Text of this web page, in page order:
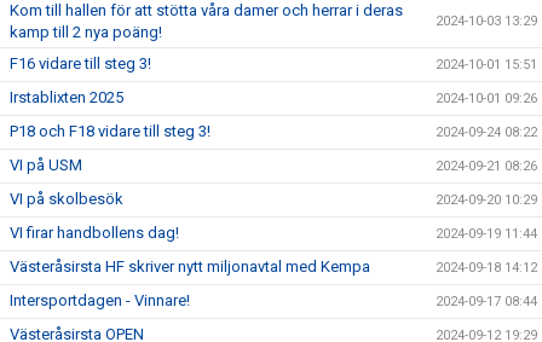
Kom till hallen för att stötta våra damer och herrar i deras
kamp till 2 nya poäng!
2024-10-03 13:29
F16 vidare till steg 3! 2024-10-01 15:51
Irstablixten 2025 2024-10-01 09:26
P18 och F18 vidare till steg 3! 2024-09-24 08:22
VI på USM 2024-09-21 08:26
VI på skolbesök 2024-09-20 10:29
VI firar handbollens dag! 2024-09-19 11:44
Västeråsirsta HF skriver nytt miljonavtal med Kempa 2024-09-18 14:12
Intersportdagen - Vinnare! 2024-09-17 08:44
Västeråsirsta OPEN 2024-09-12 19:29